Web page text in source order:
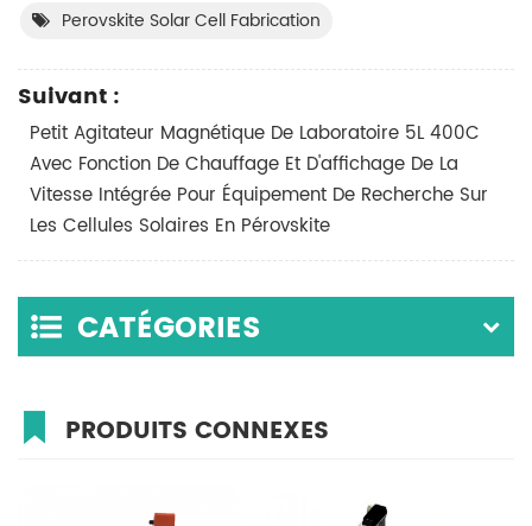
Perovskite Solar Cell Fabrication
Suivant :
Petit Agitateur Magnétique De Laboratoire 5L 400C
Avec Fonction De Chauffage Et D'affichage De La
Vitesse Intégrée Pour Équipement De Recherche Sur
Les Cellules Solaires En Pérovskite
CATÉGORIES
PRODUITS CONNEXES